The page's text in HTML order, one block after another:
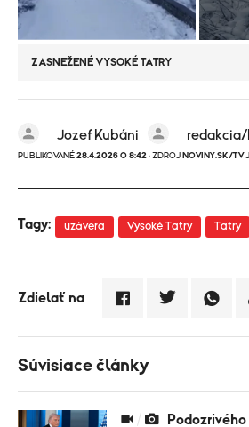
ZASNEŽENÉ VYSOKÉ TATRY
Jozef Kubáni redakcia/
PUBLIKOVANÉ 28.4.2026 O 8:42 · ZDROJ NOVINY.SK/TV
Tagy: uzávera Vysoké Tatry Tatry
Zdielať na
Súvisiace články